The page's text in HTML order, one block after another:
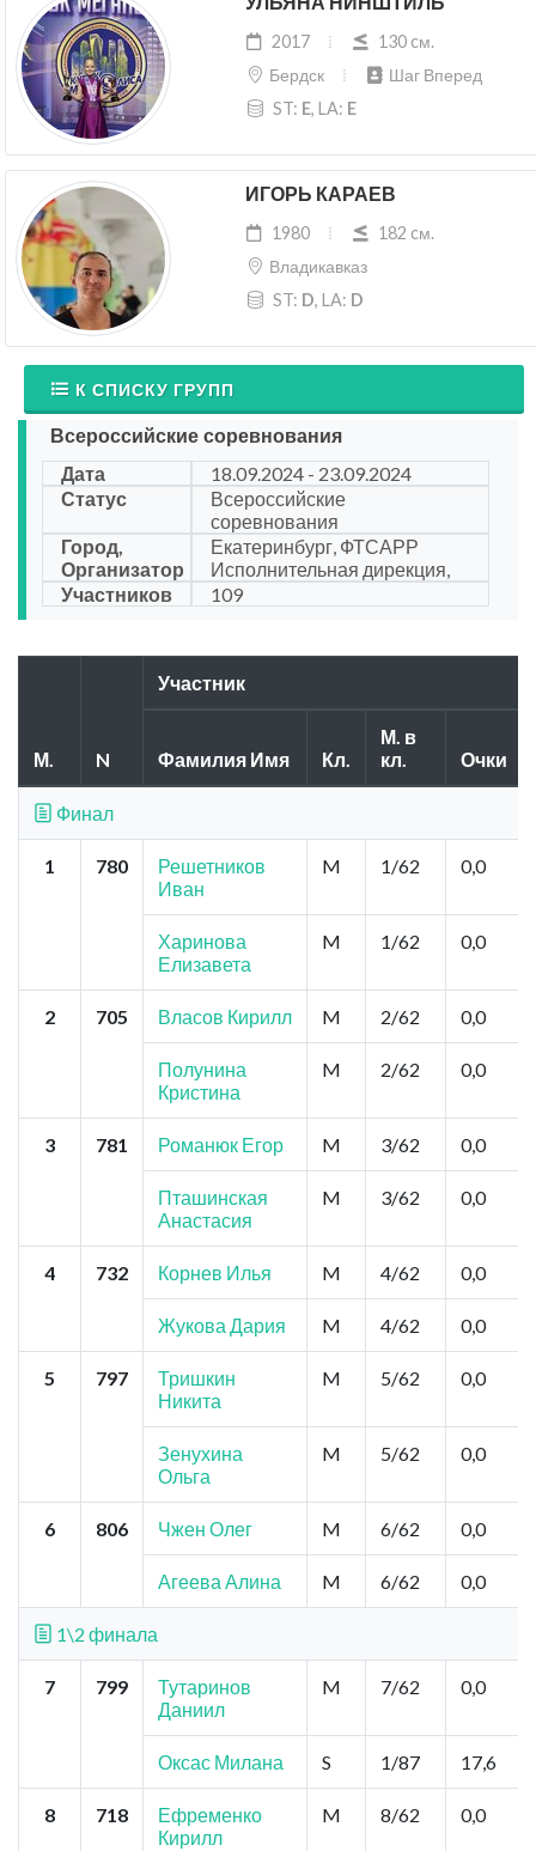
2017
130 cм.
Бердск
Шаг Вперед
ST: E, LA: E
ИГОРЬ КАРАЕВ
1980
182 cм.
Владикавказ
ST: D, LA: D
К СПИСКУ ГРУПП
Всероссийские соревнования
Дата
18.09.2024 - 23.09.2024
Статус
Всероссийские
соревнования
Город,
Организатор
Екатеринбург, ФТСАРР
Исполнительная дирекция,
Участников
109
М. N
Участник
Фамилия Имя Кл.
М. в
кл.
Очки
Финал
1 780
Решетников
Иван
M 1/62 0,0
Харинова
Елизавета
M 1/62 0,0
2 705 Власов Кирилл M 2/62 0,0
Полунина
Кристина
M 2/62 0,0
3 781 Романюк Егор M 3/62 0,0
Пташинская
Анастасия
M 3/62 0,0
4 732 Корнев Илья M 4/62 0,0
Жукова Дария M 4/62 0,0
5 797
Тришкин
Никита
M 5/62 0,0
Зенухина
Ольга
M 5/62 0,0
6 806 Чжен Олег M 6/62 0,0
Агеева Алина M 6/62 0,0
1\2 финала
7 799
Тутаринов
Даниил
M 7/62 0,0
Оксас Милана S 1/87 17,6
8 718
Ефременко
Кирилл
M 8/62 0,0